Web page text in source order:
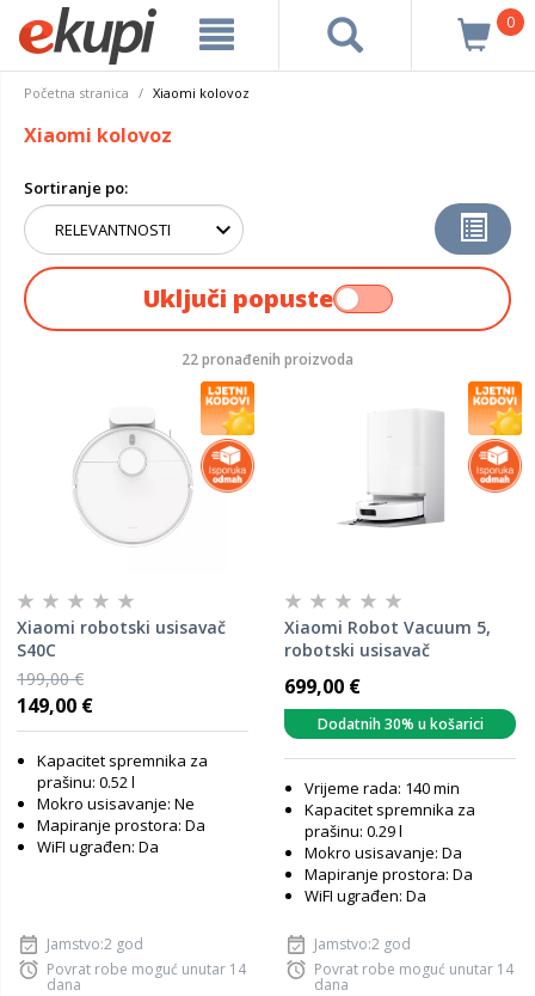
0
Početna stranica Xiaomi kolovoz
Xiaomi kolovoz
Sortiranje po:
Uključi popuste
22 pronađenih proizvoda
Xiaomi robotski usisavač
S40C
199,00 €
149,00 €
Kapacitet spremnika za
prašinu: 0.52 l
Mokro usisavanje: Ne
Mapiranje prostora: Da
WiFI ugrađen: Da
Jamstvo:2 god
Povrat robe moguć unutar 14
dana
Xiaomi Robot Vacuum 5,
robotski usisavač
699,00 €
Dodatnih 30% u košarici
Vrijeme rada: 140 min
Kapacitet spremnika za
prašinu: 0.29 l
Mokro usisavanje: Da
Mapiranje prostora: Da
WiFI ugrađen: Da
Jamstvo:2 god
Povrat robe moguć unutar 14
dana